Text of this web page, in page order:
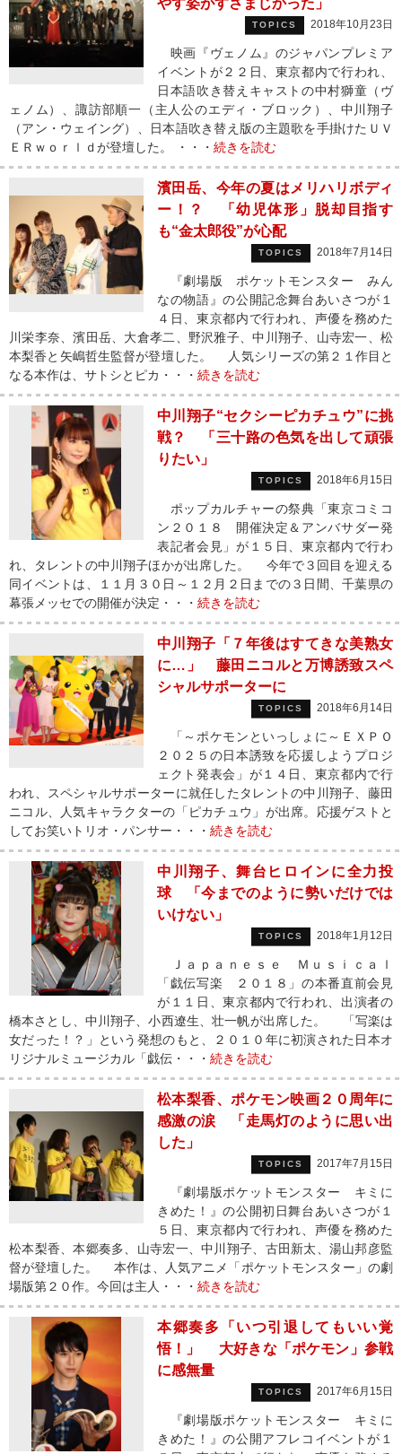
やす姿がすさまじかった」
TOPICS 2018年10月23日
映画『ヴェノム』のジャパンプレミア
イベントが２２日、東京都内で行われ、
日本語吹き替えキャストの中村獅童（ヴ
ェノム）、諏訪部順一（主人公のエディ・ブロック）、中川翔子
（アン・ウェイング）、日本語吹き替え版の主題歌を手掛けたＵＶ
ＥＲｗｏｒｌｄが登壇した。 ・・・ 続きを読む
濱田岳、今年の夏はメリハリボディ
ー！？ 「幼児体形」脱却目指す
も“金太郎役”が心配
TOPICS 2018年7月14日
『劇場版 ポケットモンスター みん
なの物語』の公開記念舞台あいさつが１
４日、東京都内で行われ、声優を務めた
川栄李奈、濱田岳、大倉孝二、野沢雅子、中川翔子、山寺宏一、松
本梨香と矢嶋哲生監督が登壇した。 人気シリーズの第２１作目と
なる本作は、サトシとピカ・・・ 続きを読む
中川翔子“セクシーピカチュウ”に挑
戦？ 「三十路の色気を出して頑張
りたい」
TOPICS 2018年6月15日
ポップカルチャーの祭典「東京コミコ
ン２０１８ 開催決定＆アンバサダー発
表記者会見」が１５日、東京都内で行わ
れ、タレントの中川翔子ほかが出席した。 今年で３回目を迎える
同イベントは、１１月３０日～１２月２日までの３日間、千葉県の
幕張メッセでの開催が決定・・・ 続きを読む
中川翔子「７年後はすてきな美熟女
に…」 藤田ニコルと万博誘致スペ
シャルサポーターに
TOPICS 2018年6月14日
「～ポケモンといっしょに～ＥＸＰＯ
２０２５の日本誘致を応援しようプロジ
ェクト発表会」が１４日、東京都内で行
われ、スペシャルサポーターに就任したタレントの中川翔子、藤田
ニコル、人気キャラクターの「ピカチュウ」が出席。応援ゲストと
してお笑いトリオ・パンサー・・・ 続きを読む
中川翔子、舞台ヒロインに全力投
球 「今までのように勢いだけでは
いけない」
TOPICS 2018年1月12日
Ｊａｐａｎｅｓｅ Ｍｕｓｉｃａｌ
「戯伝写楽 ２０１８」の本番直前会見
が１１日、東京都内で行われ、出演者の
橋本さとし、中川翔子、小西遼生、壮一帆が出席した。 「写楽は
女だった！？」という発想のもと、２０１０年に初演された日本オ
リジナルミュージカル「戯伝・・・ 続きを読む
松本梨香、ポケモン映画２０周年に
感激の涙 「走馬灯のように思い出
した」
TOPICS 2017年7月15日
『劇場版ポケットモンスター キミに
きめた！』の公開初日舞台あいさつが１
５日、東京都内で行われ、声優を務めた
松本梨香、本郷奏多、山寺宏一、中川翔子、古田新太、湯山邦彦監
督が登壇した。 本作は、人気アニメ「ポケットモンスター」の劇
場版第２０作。今回は主人・・・ 続きを読む
本郷奏多「いつ引退してもいい覚
悟！」 大好きな「ポケモン」参戦
に感無量
TOPICS 2017年6月15日
『劇場版ポケットモンスター キミに
きめた！』の公開アフレコイベントが１